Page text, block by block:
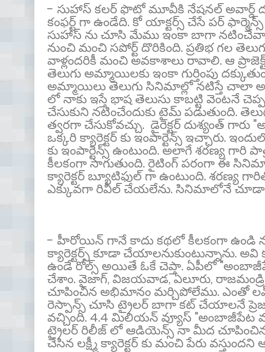
- సుహాస్ కలర్ ఫొటో మూవీకి నేషనల్ అవార్డ్
కంఫర్ట్ గా ఉండేది. కో యాక్టర్స్ చేసే పర్
సుహాస్ ను చూసి మేము ఇంకా బాగా
నుంచి మంచి సపోర్ట్ దొరికింది. ప్రతిభ గల
వాళ్లందరికీ మంచి అవకాశాలు రావాలి. ఆ
తెలుగు అమ్మాయిలకు ఇంకా గుర్తింపు
అమ్మాయిలు తెలుగు సినిమాల్లో నటిస్తే
లో నాకు ఇస్తే భాష తెలుసు కాబట్టి వెంటనే
చేసుకుని నటించేందుకు టైమ్
త్వరగా చేసుకోవచ్చు. డైరెక్టర్ దుశ్యంత్
ఒక్కరి క్యారెక్టర్ కు ఇంపార్టెన్స్ ఇచ్చారు.
కు ఇంపార్టెన్స్ ఉంటుంది. అలాగే శరణ్య గారి
కీలకంగా సాగుతుంది. రైటింగ్ పరంగా ఈ
క్యారెక్టర్ బ్యూటిఫుల్ గా ఉంటుంది. శరణ్య
ఎక్కువగా రివీల్ చేయలేను. సినిమాలోనే
- హీరోయిన్ గానే కాదు కథలో కీలకంగా ఉండి
క్యారెక్టర్స్ కూడా చేయాలనుకుంటున్నాను.
ఉండే రోల్స్ అయితే ఓకే చెప్తా. ఏపీలో
చేశాం. వైజాగ్, విజయవాడ, ఏలూరు, రాజమండ్రి
చూపించిన అభిమానం మర్చిపోలేము. ఎంతో
రెస్పాన్స్ చూసి ట్రైలర్ బాగా కట్ చేయాలనే
వచ్చింది. 4.4 మిలియన్ వ్యూస్ "అంబాజీపేట
ట్రైలర్ రిలీజ్ లో ఆడియెన్స్ నా మీద
చేసిన లక్ష్మీ క్యారెక్టర్ కు మంచి పేరు వస్తుందని